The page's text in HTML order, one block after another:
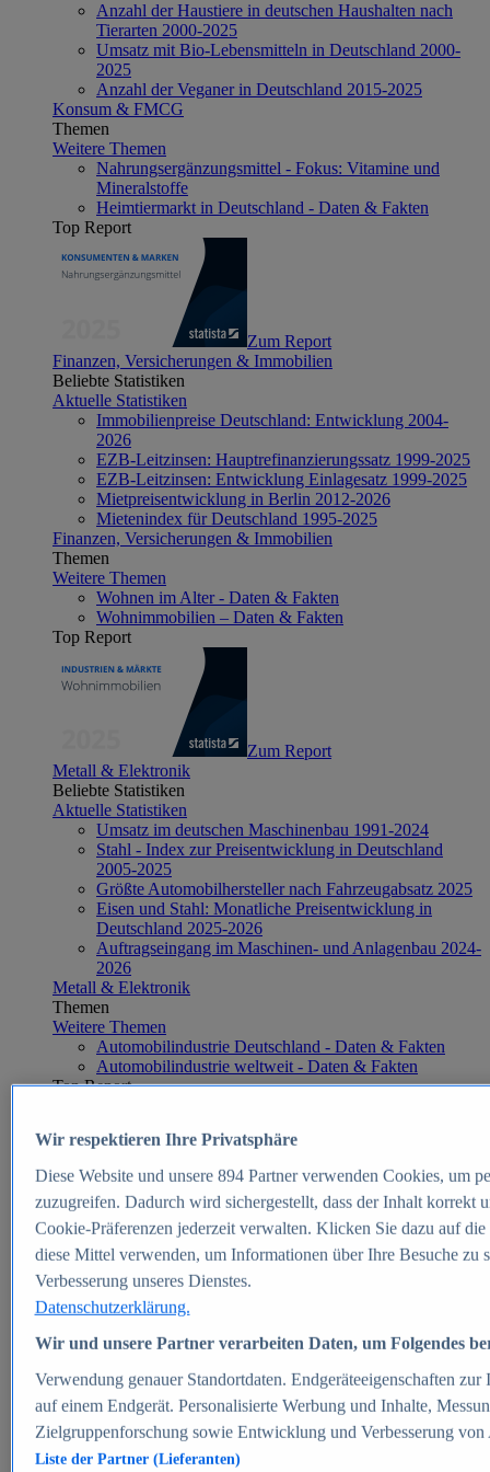
Anzahl der Haustiere in deutschen Haushalten nach
Tierarten 2000-2025
Umsatz mit Bio-Lebensmitteln in Deutschland 2000-
2025
Anzahl der Veganer in Deutschland 2015-2025
Konsum & FMCG
Themen
Weitere Themen
Nahrungsergänzungsmittel - Fokus: Vitamine und
Mineralstoffe
Heimtiermarkt in Deutschland - Daten & Fakten
Top Report
Zum Report
Finanzen, Versicherungen & Immobilien
Beliebte Statistiken
Aktuelle Statistiken
Immobilienpreise Deutschland: Entwicklung 2004-
2026
EZB-Leitzinsen: Hauptrefinanzierungssatz 1999-2025
EZB-Leitzinsen: Entwicklung Einlagesatz 1999-2025
Mietpreisentwicklung in Berlin 2012-2026
Mietenindex für Deutschland 1995-2025
Finanzen, Versicherungen & Immobilien
Themen
Weitere Themen
Wohnen im Alter - Daten & Fakten
Wohnimmobilien – Daten & Fakten
Top Report
Zum Report
Metall & Elektronik
Beliebte Statistiken
Aktuelle Statistiken
Umsatz im deutschen Maschinenbau 1991-2024
Stahl - Index zur Preisentwicklung in Deutschland
2005-2025
Größte Automobilhersteller nach Fahrzeugabsatz 2025
Eisen und Stahl: Monatliche Preisentwicklung in
Deutschland 2025-2026
Auftragseingang im Maschinen- und Anlagenbau 2024-
2026
Metall & Elektronik
Themen
Weitere Themen
Automobilindustrie Deutschland - Daten & Fakten
Automobilindustrie weltweit - Daten & Fakten
Top Report
Zum Report
E-commerce
Beliebte Statistiken
Aktuelle Statistiken
E-Commerce - Entwicklung des Umsatzes in
Deutschland 1999-2025
Umsatz von Amazon in Deutschland und weltweit
2010-2025
B2C-E-Commerce: Top-50 Online Shops in
Deutschland 2024
Marktanteile von Online-Zahlungsverfahren in
Deutschland 2024
Umsatzstarke Warengruppen im Online-Handel in
Deutschland 2023-2025
Wir respektieren Ihre Privatsphäre
Diese Website und unsere 894Partner verwenden Cookies, um
zuzugreifen. Dadurch wird sichergestellt, dass der Inhalt korrekt
Cookie-Präferenzen jederzeit verwalten. Klicken Sie dazu auf
diese Mittel verwenden, um Informationen über Ihre Besuche
Verbesserung unseres Dienstes.
Datenschutzerklärung.
Wir und unsere Partner verarbeiten Daten, um Folgendes
Verwendung genauer Standortdaten. Endgeräteeigenschaften
auf einem Endgerät. Personalisierte Werbung und Inhalte,
Zielgruppenforschung sowie Entwicklung und Verbesserung von
Liste der Partner (Lieferanten)